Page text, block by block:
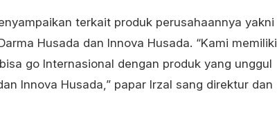
terkait produk perusahaannya yakni
Husada dan Innova Husada. “Kami memiliki
go Internasional dengan produk yang unggul
Innova Husada,” papar Irzal sang direktur dan